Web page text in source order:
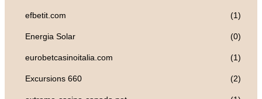
efbetit.com (1)
Energia Solar (0)
eurobetcasinoitalia.com (1)
Excursions 660 (2)